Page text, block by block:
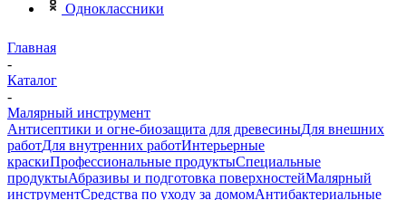
Одноклассники
Главная
-
Каталог
-
Малярный инструмент
Антисептики и огне-биозащита для древесиныДля внешних
работДля внутренних работИнтерьерные
краскиПрофессиональные продуктыСпециальные
продуктыАбразивы и подготовка поверхностейМалярный
инструментСредства по уходу за домомАнтибактериальные